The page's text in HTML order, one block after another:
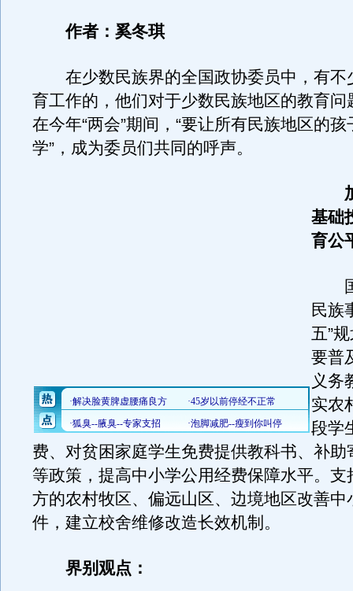
作者：奚冬琪
在少数民族界的全国政协委员中，有不
育工作的，他们对于少数民族地区的教育问
在今年“两会”期间，“要让所有民族地区的
学”，成为委员们共同的呼声。
加
基础
育公
国
民族
五”
要普
义务
实农
段学
费、对贫困家庭学生免费提供教科书、补助
等政策，提高中小学公用经费保障水平。支
方的农村牧区、偏远山区、边境地区改善中
件，建立校舍维修改造长效机制。
界别观点：